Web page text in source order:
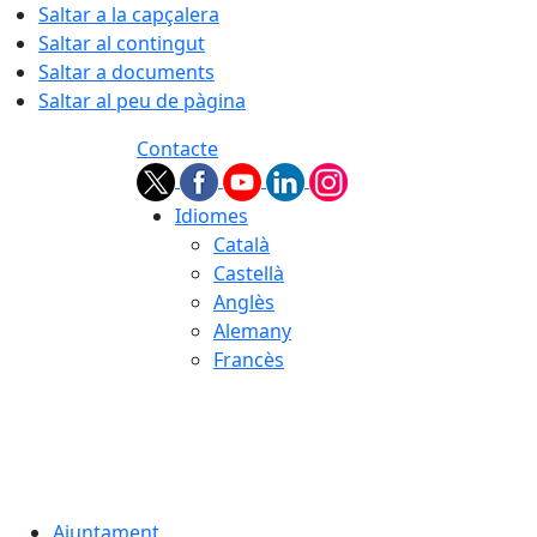
Saltar a la capçalera
Saltar al contingut
Saltar a documents
Saltar al peu de pàgina
Contacte
Idiomes
Català
Castellà
Anglès
Alemany
Francès